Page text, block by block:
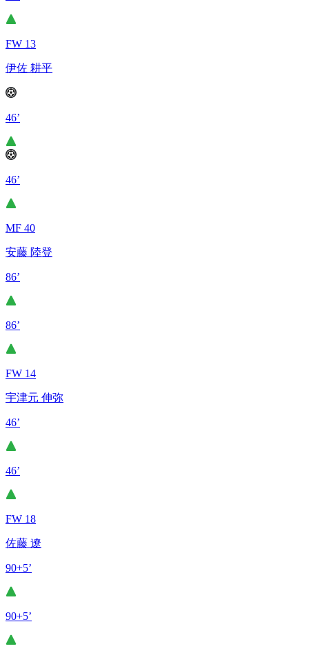
FW 13
伊佐 耕平
46’
46’
MF 40
安藤 陸登
86’
86’
FW 14
宇津元 伸弥
46’
46’
FW 18
佐藤 遼
90+5’
90+5’